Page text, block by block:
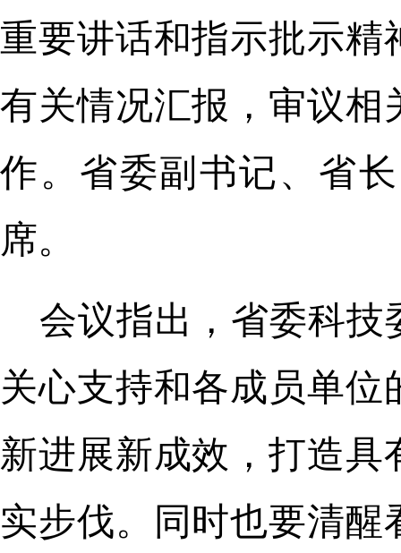
重要讲话和指示批示
有关情况汇报，审议相
作。省委副书记、省
席。
会议指出，省委科技
关心支持和各成员单
新进展新成效，打造
实步伐。同时也要清